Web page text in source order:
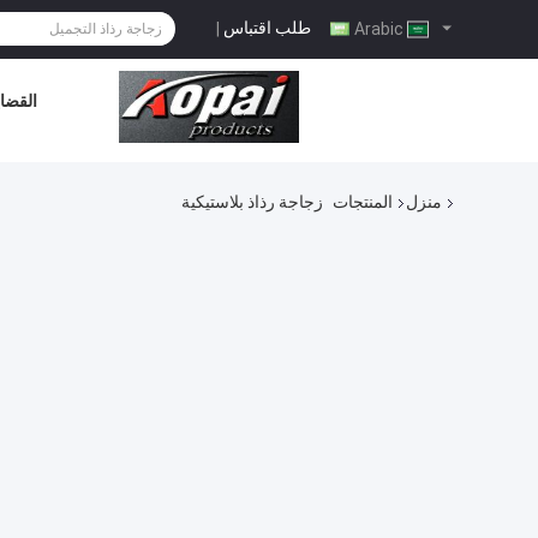
طلب اقتباس |
منزل المنتجات زجاجة رذاذ بلاستيكية